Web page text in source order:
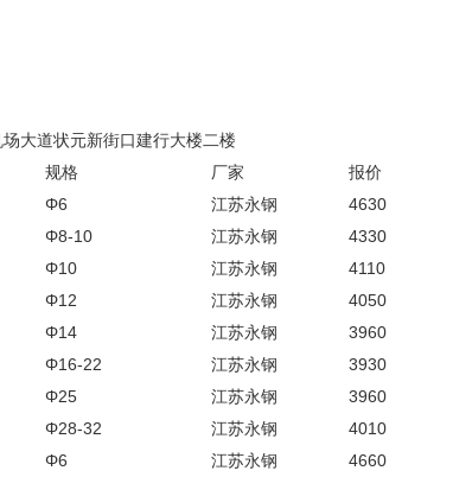
大道状元新街口建行大楼二楼
规格 厂家
报价
Φ6 江苏永钢
4630
Φ8-10 江苏永钢
4330
Φ10 江苏永钢
4110
Φ12 江苏永钢
4050
Φ14 江苏永钢
3960
Φ16-22 江苏永钢
3930
Φ25 江苏永钢
3960
Φ28-32 江苏永钢
4010
Φ6 江苏永钢 4660